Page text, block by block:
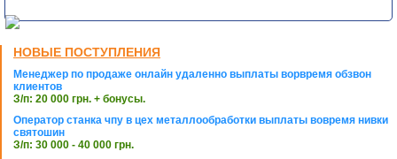
НОВЫЕ ПОСТУПЛЕНИЯ
Менеджер по продаже онлайн удаленно выплаты ворвремя обзвон
клиентов
З/п: 20 000 грн. + бонусы.
Оператор станка чпу в цех металлообработки выплаты вовремя нивки
святошин
З/п: 30 000 - 40 000 грн.